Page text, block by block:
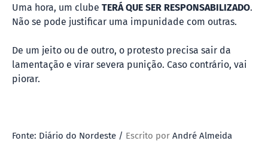
Uma hora, um clube TERÁ QUE SER RESPONSABILIZADO.
Não se pode justificar uma impunidade com outras.
De um jeito ou de outro, o protesto precisa sair da
lamentação e virar severa punição. Caso contrário, vai
piorar.
Fonte: Diário do Nordeste / Escrito por André Almeida